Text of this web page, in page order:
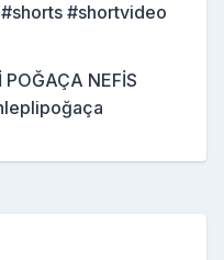
#shortvideo
NEFİS